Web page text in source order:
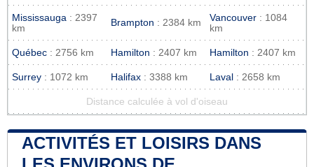
Mississauga : 2397
km
Brampton : 2384 km Vancouver : 1084
km
Québec : 2756 km Hamilton : 2407 km Hamilton : 2407 km
Surrey : 1072 km Halifax : 3388 km Laval : 2658 km
Distance calculée à vol d'oiseau
ACTIVITÉS ET LOISIRS DANS